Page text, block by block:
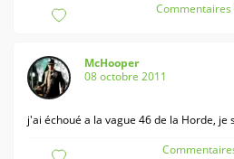
Commentaires
McHooper
08 octobre 2011
j'ai échoué a la vague 46 de la Horde, je